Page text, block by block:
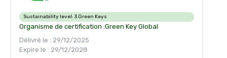
Sustainability level: 3 Green Keys
Organisme de certification :Green Key Global
Délivré le : 29/12/2025
Expire le : 29/12/2028